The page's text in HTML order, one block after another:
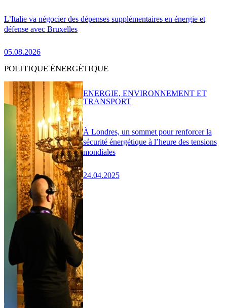
L’Italie va négocier des dépenses supplémentaires en énergie et
défense avec Bruxelles
05.08.2026
POLITIQUE ÉNERGÉTIQUE
À Londres, un sommet pour renforcer la
sécurité énergétique à l’heure des tensions
mondiales
24.04.2025
ENERGIE, ENVIRONNEMENT ET
TRANSPORT